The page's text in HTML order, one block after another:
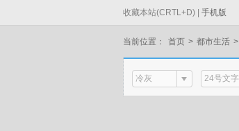
收藏本站(CRTL+D) | 手机版
当前位置： 首页 > 都市生活 >
冷灰 24号文字